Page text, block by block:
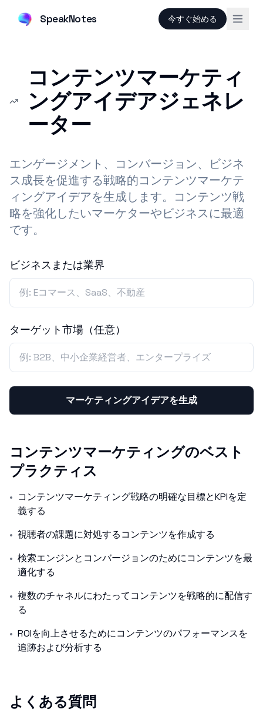
SpeakNotes 今すぐ始める
コンテンツマーケティ
ングアイデアジェネレ
ーター
エンゲージメント、コンバージョン、ビジネ
ス成長を促進する戦略的コンテンツマーケテ
ィングアイデアを生成します。コンテンツ戦
略を強化したいマーケターやビジネスに最適
です。
ビジネスまたは業界
ターゲット市場（任意）
マーケティングアイデアを生成
コンテンツマーケティングのベスト
プラクティス
• コンテンツマーケティング戦略の明確な目標とKPIを定
義する
• 視聴者の課題に対処するコンテンツを作成する
• 検索エンジンとコンバージョンのためにコンテンツを最
適化する
• 複数のチャネルにわたってコンテンツを戦略的に配信す
る
• ROIを向上させるためにコンテンツのパフォーマンスを
追跡および分析する
よくある質問